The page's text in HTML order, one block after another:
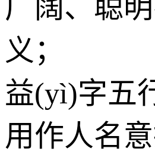
广阔、聪
义；
益(yì)字五
用作人名